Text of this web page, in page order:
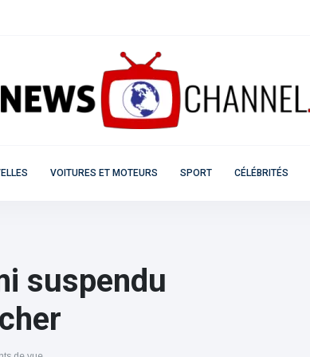
VOITURES ET MOTEURS SPORT CÉLÉBRITÉS
suspendu